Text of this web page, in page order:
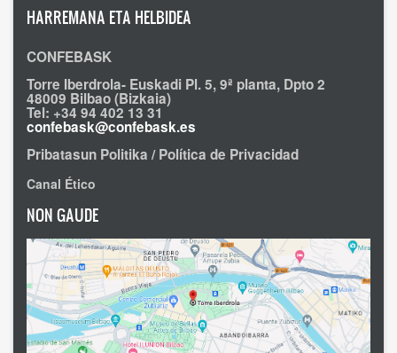
HARREMANA ETA HELBIDEA
CONFEBASK
Torre Iberdrola- Euskadi Pl. 5, 9ª planta, Dpto 2
48009 Bilbao (Bizkaia)
Tel: +34 94 402 13 31
confebask@confebask.es
Pribatasun Politika / Política de Privacidad
Canal Ético
NON GAUDE